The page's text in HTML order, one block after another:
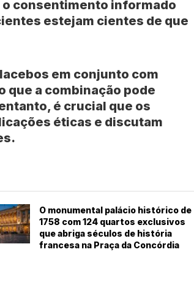
consentimento informado
estejam cientes de que
em conjunto com
a combinação pode
é crucial que os
éticas e discutam
O monumental palácio histórico de
1758 com 124 quartos exclusivos
que abriga séculos de história
francesa na Praça da Concórdia